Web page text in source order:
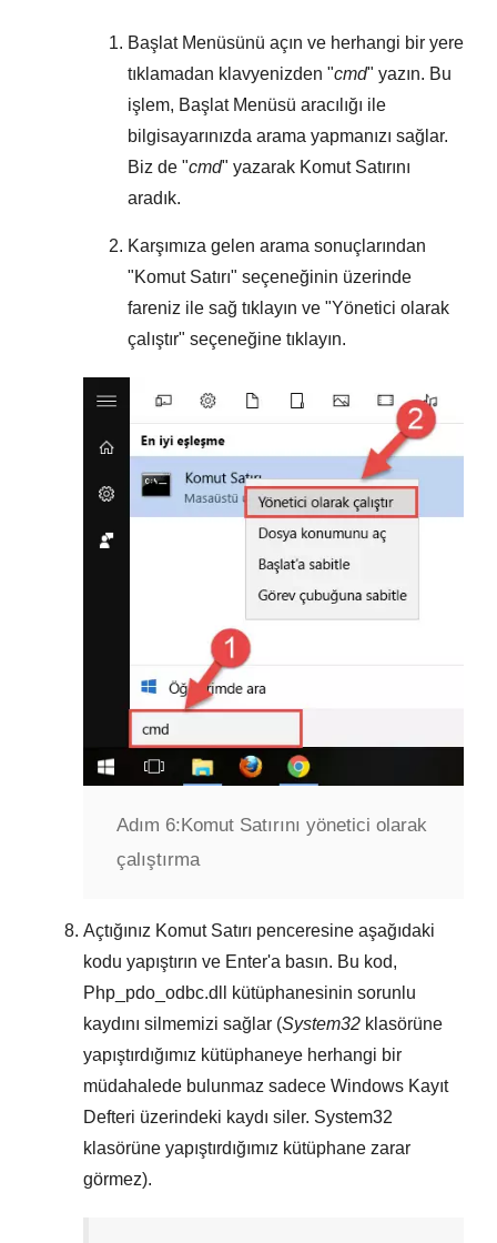
Başlat Menüsünü açın ve herhangi bir yere
tıklamadan klavyenizden "cmd" yazın. Bu
işlem, Başlat Menüsü aracılığı ile
bilgisayarınızda arama yapmanızı sağlar.
Biz de "cmd" yazarak Komut Satırını
aradık.
Karşımıza gelen arama sonuçlarından
"Komut Satırı" seçeneğinin üzerinde
fareniz ile sağ tıklayın ve "Yönetici olarak
çalıştır" seçeneğine tıklayın.
Adım 6:Komut Satırını yönetici olarak
çalıştırma
Açtığınız Komut Satırı penceresine aşağıdaki
kodu yapıştırın ve Enter'a basın. Bu kod,
Php_pdo_odbc.dll
kütüphanesinin sorunlu
kaydını silmemizi sağlar (System32 klasörüne
yapıştırdığımız kütüphaneye herhangi bir
müdahalede bulunmaz sadece Windows Kayıt
Defteri üzerindeki kaydı siler. System32
klasörüne yapıştırdığımız kütüphane zarar
görmez).